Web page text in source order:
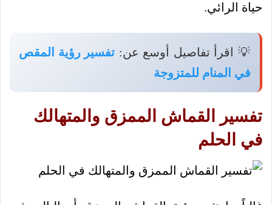
حياة الرائي.
💡 اقرأ تفاصيل أوسع عن: تفسير رؤية المقص
في المنام للمتزوجة
تفسير القماش الممزق والمتهالك
في الحلم